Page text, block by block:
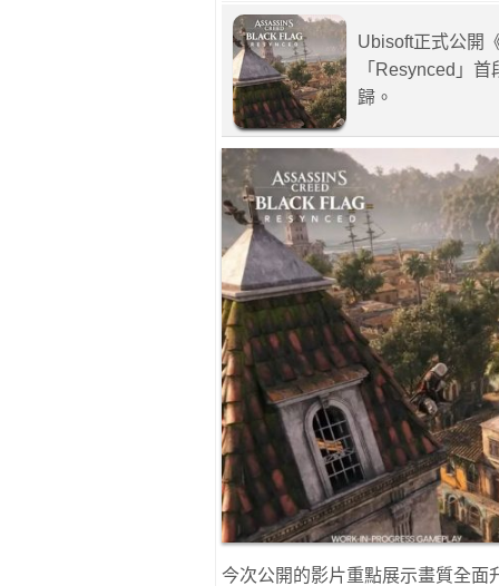
Ubisoft正式公開
「Resynced」
歸。
今次公開的影片重點展示畫質全面